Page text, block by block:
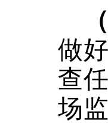
做
查
场